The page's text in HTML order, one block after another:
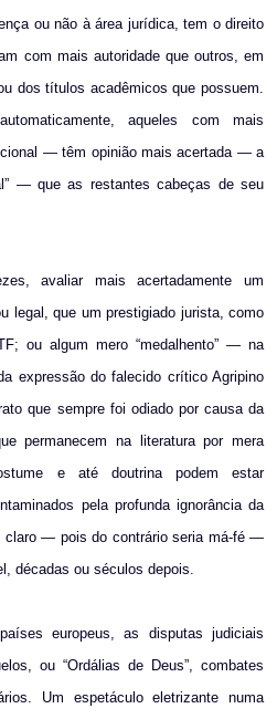
ou não à área jurídica, tem o direito
com mais autoridade que outros, em
dos títulos acadêmicos que possuem.
aqueles com mais
— têm opinião mais acertada — a
— que as restantes cabeças de seu
avaliar mais acertadamente um
legal, que um prestigiado jurista, como
ou algum mero “medalhento” — na
expressão do falecido crítico Agripino
que sempre foi odiado por causa da
permanecem na literatura por mera
e até doutrina podem estar
pela profunda ignorância da
claro — pois do contrário seria má-fé —
décadas ou séculos depois.
europeus, as disputas judiciais
ou “Ordálias de Deus”, combates
Um espetáculo eletrizante numa